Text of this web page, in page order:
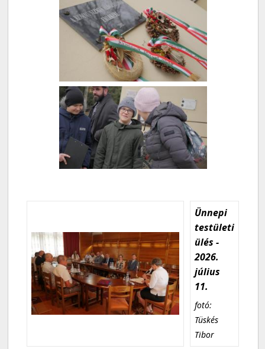
Ünnepi
testületi
ülés -
2026.
július
11.
fotó:
Tüskés
Tibor